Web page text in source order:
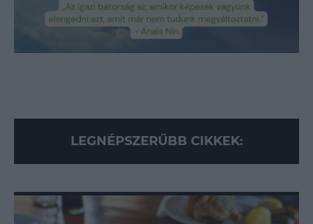
LEGNÉPSZERŰBB CIKKEK: